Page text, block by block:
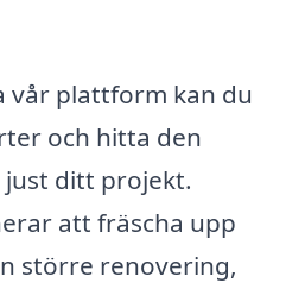
vår plattform kan du
och hitta den
ditt projekt.
att fräscha upp
större renovering,